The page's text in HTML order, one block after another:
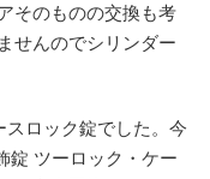
そのものの交換も考
せんのでシリンダー
ロック錠でした。今
錠 ツーロック・ケー